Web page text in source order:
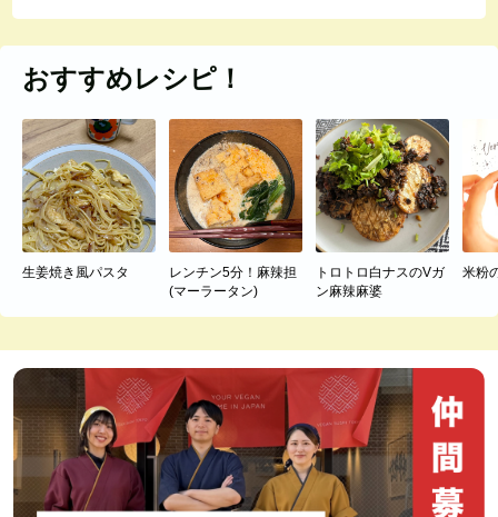
おすすめレシピ！
生姜焼き風パスタ
レンチン5分！麻辣担
(マーラータン)
トロトロ白ナスのVガ
ン麻辣麻婆
米粉